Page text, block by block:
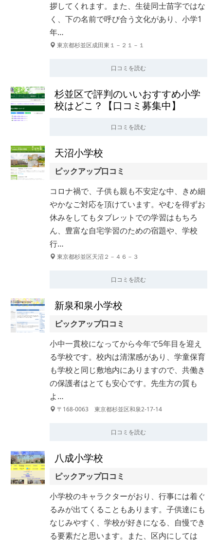
拶してくれます。また、生徒同士苗字ではな
く、下の名前で呼び合う文化があり、小学1
年…
東京都杉並区成田東１－２１－１
口コミを読む
杉並区で評判のいいおすすめ小学
校はどこ？【口コミ募集中】
口コミを読む
天沼小学校
ピックアップ口コミ
コロナ禍で、子供も親も不安定な中、きめ細
やかなご対応を頂けています。やむを得ずお
休みをしてもタブレットでの学習はもちろ
ん、豊富な自宅学習のための宿題や、学校
行…
東京都杉並区天沼２－４６－３
口コミを読む
新泉和泉小学校
ピックアップ口コミ
小中一貫校になってから今年で5年目を迎え
る学校です。校内は清潔感があり、学童保育
も学校と同じ敷地内にありますので、共働き
の保護者はとても安心です。先生方の質も
よ…
〒168-0063 東京都杉並区和泉2-17-14
口コミを読む
八成小学校
ピックアップ口コミ
小学校のキャラクターがおり、行事には着ぐ
るみが出てくることもあります。子供達にも
なじみやすく、学校が好きになる、自慢でき
る要素だと思います。また、区内にしては